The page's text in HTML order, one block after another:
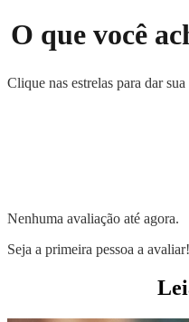
O que você
Clique nas estrelas para dar sua
Nenhuma avaliação até agora.
Seja a primeira pessoa a avaliar!